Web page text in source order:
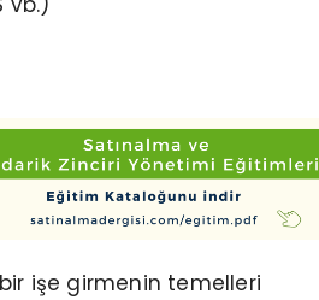
işe girmenin temelleri